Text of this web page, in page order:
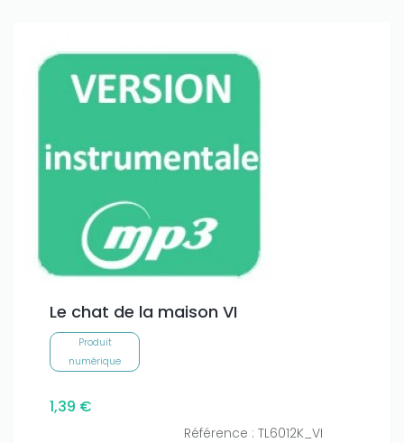
Le chat de la maison VI
Produit
numérique
1,39 €
Référence : TL6012K_VI